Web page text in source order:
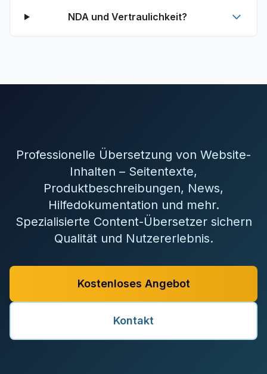
NDA und Vertraulichkeit?
Professionelle Übersetzung von Website-
Inhalten – Seitentexte,
Produktbeschreibungen, News,
Hilfedokumentation und mehr.
Spezialisierte Content-Übersetzer sichern
Qualität und Nutzererlebnis.
Kostenloses Angebot
Kontakt